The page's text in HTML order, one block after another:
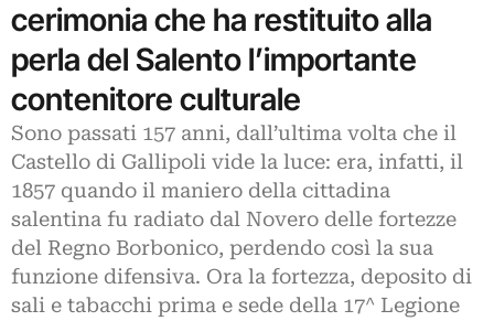
cerimonia che ha restituito alla
perla del Salento l’importante
contenitore culturale
Sono passati 157 anni, dall’ultima volta che il
Castello di Gallipoli vide la luce: era, infatti, il
1857 quando il maniero della cittadina
salentina fu radiato dal Novero delle fortezze
del Regno Borbonico, perdendo così la sua
funzione difensiva. Ora la fortezza, deposito di
sali e tabacchi prima e sede della 17^ Legione